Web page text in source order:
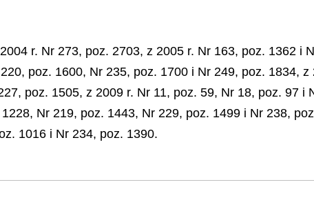
r. Nr 273, poz. 2703, z 2005 r. Nr 163, poz. 1362 i
poz. 1600, Nr 235, poz. 1700 i Nr 249, poz. 1834,
poz. 1505, z 2009 r. Nr 11, poz. 59, Nr 18, poz. 97 i
Nr 219, poz. 1443, Nr 229, poz. 1499 i Nr 238,
1016 i Nr 234, poz. 1390.